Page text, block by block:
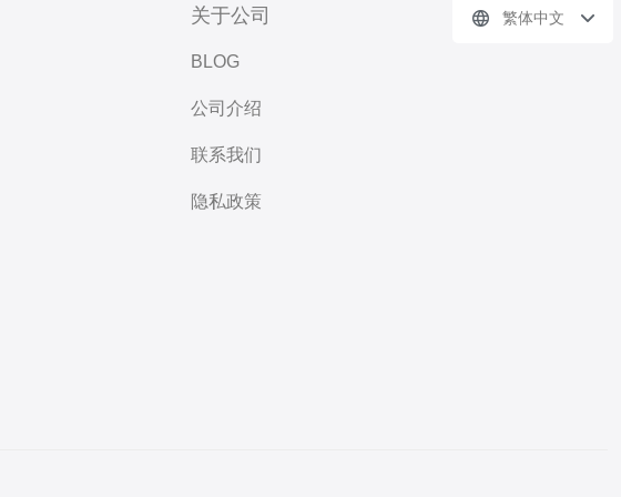
关于公司
BLOG
公司介绍
联系我们
隐私政策
繁体中文